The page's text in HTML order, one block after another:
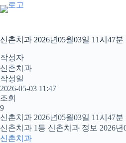
본
문
로
건
너
뛰
기
신촌치과 2026년05월03일 11시47
작성자
신촌치과
작성일
2026-05-03 11:47
조회
9
신촌치과 2026년05월03일 11시47
신촌치과 1등 신촌치과 정보 2026년
신촌치과